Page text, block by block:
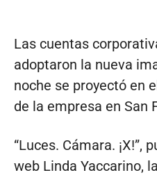
Las cuentas
adoptaron la nueva
noche se proyectó en
de la empresa en San
“Luces. Cámara. ¡X!”,
web Linda Yaccarino,